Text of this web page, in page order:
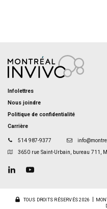
Infolettres
Nous joindre
Politique de confidentialité
Carrière
514 987-9377
3650 rue Saint-Urbain, bureau 711,
TOUS DROITS RÉSERVÉS 2026